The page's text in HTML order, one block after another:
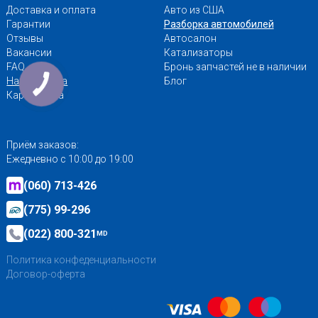
Доставка и оплата
Гарантии
Отзывы
Вакансии
FAQ
Наши адреса
Карта сайта
Авто из США
Разборка автомобилей
Автосалон
Катализаторы
Бронь запчастей не в наличии
Блог
Приём заказов:
Ежедневно с 10:00 до 19:00
(060) 713-426
(775) 99-296
(022) 800-321MD
Политика конфеденциальности
Договор-оферта